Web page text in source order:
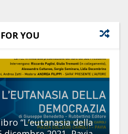
YOU
“L’eutanasia della